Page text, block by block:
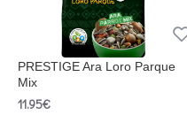
PRESTIGE Ara Loro Parque
Mix
11.95€